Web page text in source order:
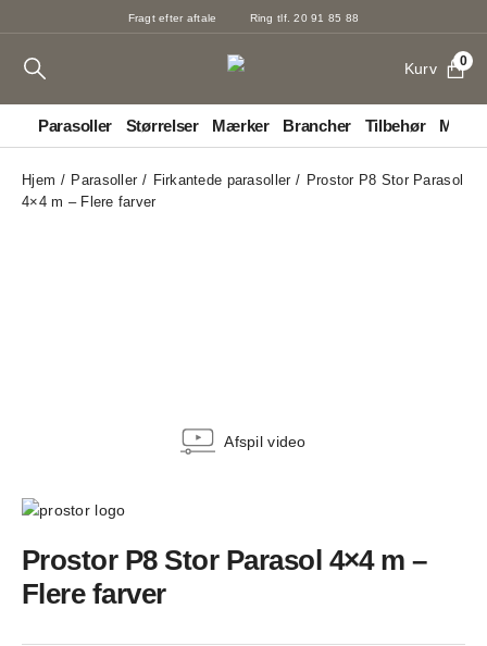
Fragt efter aftale Ring tlf. 20 91 85 88
Kurv 0
Parasoller Størrelser Mærker Brancher Tilbehør
Hjem Parasoller Firkantede parasoller
Prostor P8 Stor Parasol
4×4 m – Flere farver
Afspil video
Prostor P8 Stor Parasol 4×4 m –
Flere farver